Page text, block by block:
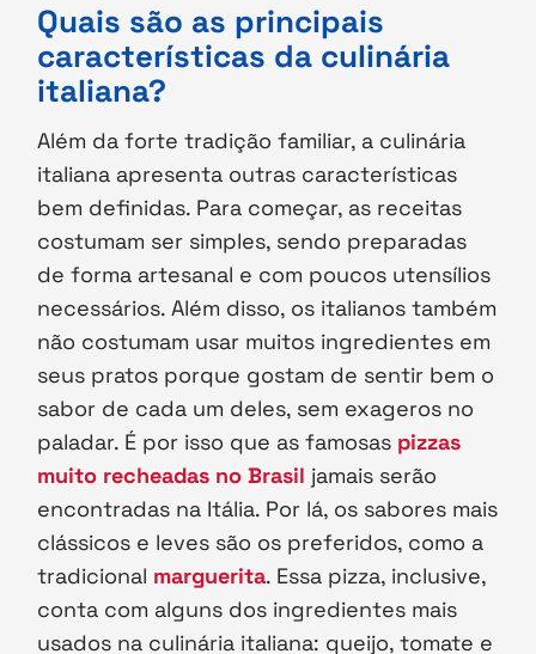
Quais são as principais
características da culinária
italiana?
Além da forte tradição familiar, a culinária
italiana apresenta outras características
bem definidas. Para começar, as receitas
costumam ser simples, sendo preparadas
de forma artesanal e com poucos utensílios
necessários. Além disso, os italianos também
não costumam usar muitos ingredientes em
seus pratos porque gostam de sentir bem o
sabor de cada um deles, sem exageros no
paladar. É por isso que as famosas pizzas
muito recheadas no Brasil jamais serão
encontradas na Itália. Por lá, os sabores mais
clássicos e leves são os preferidos, como a
tradicional marguerita. Essa pizza, inclusive,
conta com alguns dos ingredientes mais
usados na culinária italiana: queijo, tomate e